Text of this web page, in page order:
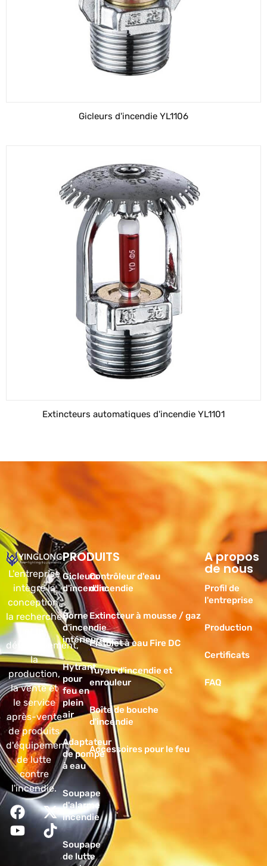
Gicleurs d'incendie YL1106
Extincteurs automatiques d'incendie YL1101
L'entreprise
intègre la
conception,
la recherche
développement,
la
production,
la vente et
le service
après-vente
de produits
d'équipement
de lutte
contre
l'incendie.
PRODUITS
Gicleurs
d'incendie
Borne
d'incendie
intérieure
Hytrant
pour
feu en
plein
air
Adaptateur
de pompe
à eau
Soupape
d'alarme
incendie
Soupape
de lutte
Produits
Contrôleur d'eau
d'incendie
Extincteur à mousse / gaz
Pistolet à eau Fire DC
Tuyau d'incendie et
enrouleur
Boîte de bouche
d'incendie
Accessoires pour le feu
A propos
de nous
Profil de
l'entreprise
Production
Certificats
FAQ